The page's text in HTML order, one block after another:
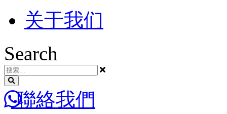
关于我们
Search
聯絡我們